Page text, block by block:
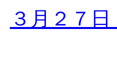
３月２７